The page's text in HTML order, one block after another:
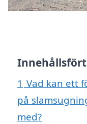
1 Vad kan ett
på
med?